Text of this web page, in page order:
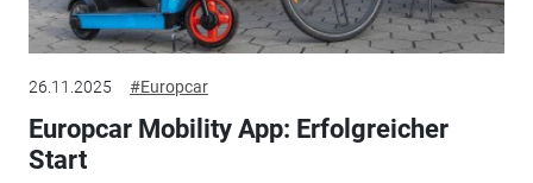
26.11.2025 #Europcar
Europcar Mobility App: Erfolgreicher
Start